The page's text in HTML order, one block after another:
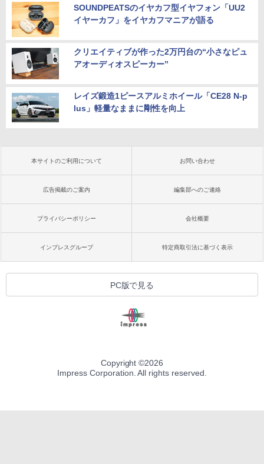
SOUNDPEATSのイヤカフ型イヤフォン「UU2
イヤーカフ」をイヤカフマニアが語る
クリエイティブが作った2万円台の“小さなピュ
アオーディオスピーカー”
レイズ鍛造1ピースアルミホイール「CE28 N-p
lus」軽量なままに剛性を向上
本サイトのご利用について お問い合わせ
広告掲載のご案内 編集部へのご連絡
プライバシーポリシー 会社概要
インプレスグループ 特定商取引法に基づく表示
PC版で見る
Copyright ©2026
Impress Corporation. All rights reserved.